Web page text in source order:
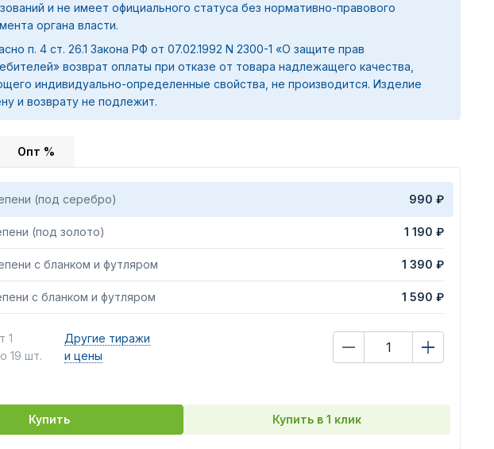
и не имеет официального статуса без нормативно-правового
органа власти.
п. 4 ст. 26.1 Закона РФ от 07.02.1992 N 2300-1 «О защите прав
возврат оплаты при отказе от товара надлежащего качества,
индивидуально-определенные свойства, не производится. Изделие
и возврату не подлежит.
Опт %
(под серебро) 990 ₽
(под золото) 1 190 ₽
с бланком и футляром 1 390 ₽
с бланком и футляром 1 590 ₽
1
19 шт.
Другие тиражи
и цены
Купить Купить в 1 клик